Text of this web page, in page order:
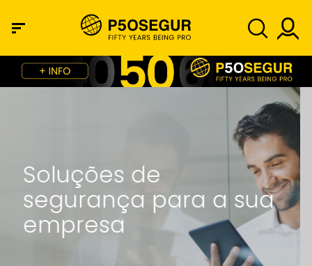
Casos de sucesso
no setor de grandes
eventos
Saiba mais